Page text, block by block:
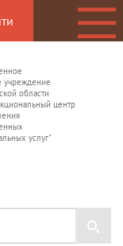
учреждение
области
центр
услуг"